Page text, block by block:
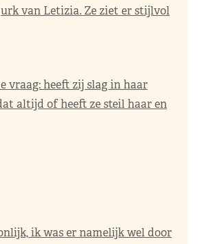
van Letizia. Ze ziet er stijlvol
vraag: heeft zij slag in haar
altijd of heeft ze steil haar en
ik was er namelijk wel door